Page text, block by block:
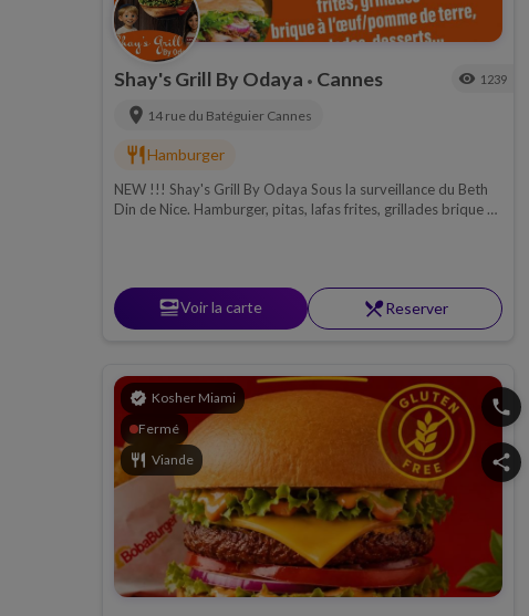
Shay's Grill By Odaya • Cannes visibility 1239
location_on 14 rue du Batéguier Cannes
restaurant Hamburger
NEW !!! Shay's Grill By Odaya Sous la surveillance du Beth
Din de Nice. Hamburger, pitas, lafas frites, grillades brique à
set_mealVoir la carte restaurant_menuReserver
verified Kosher Miami
Fermé
restaurant Viande
phone
share